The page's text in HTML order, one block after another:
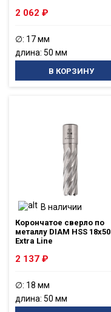
2 062 ₽
∅: 17 мм
длина: 50 мм
В КОРЗИНУ
В наличии
Корончатое сверло по
металлу DIAM HSS 18x50
Extra Line
2 137 ₽
∅: 18 мм
длина: 50 мм